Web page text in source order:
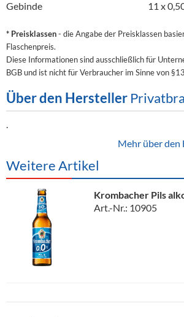
Gebinde
11 x
* Preisklassen- die Angabe der Preisklassen
Flaschenpreis.
Diese Informationen sind ausschließlich für
BGB und ist nicht für Verbraucher im Sinne von
Über den Hersteller
Mehr über den
Weitere Artikel
Krombacher Pils
Art.-Nr.: 10905